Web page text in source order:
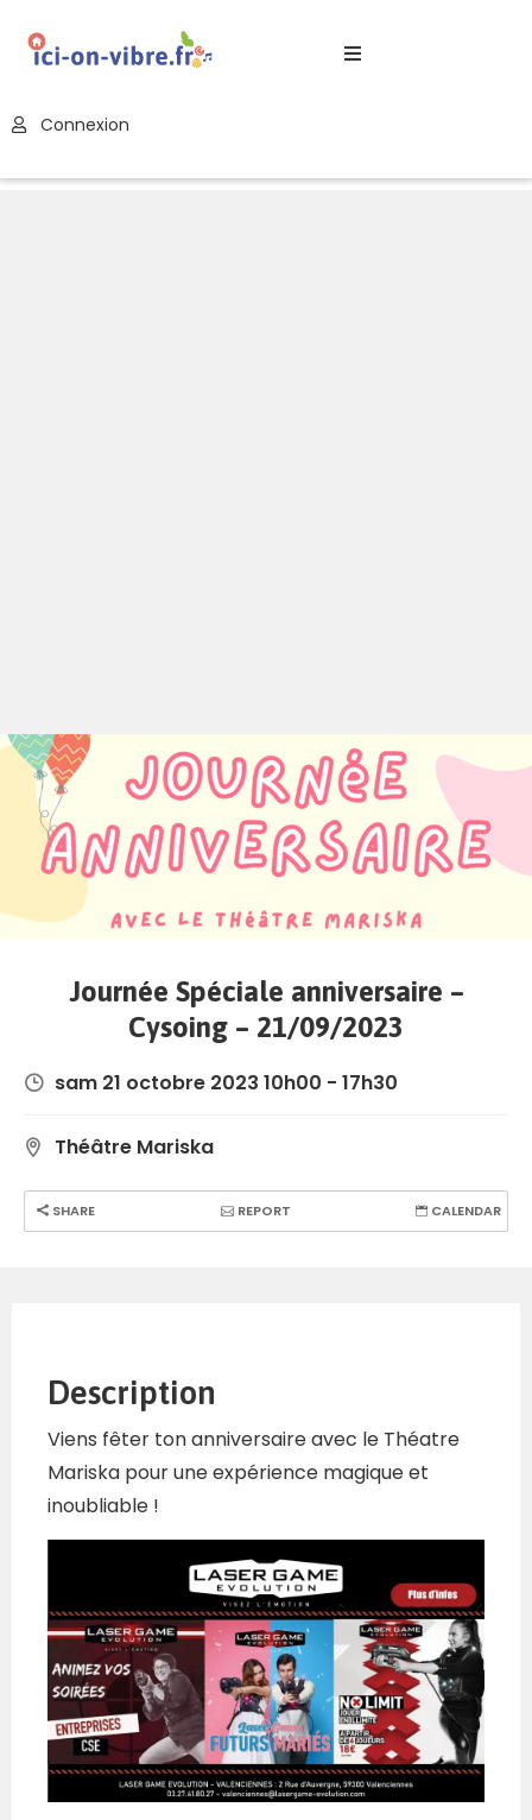
Connexion
Journée Spéciale anniversaire –
Cysoing – 21/09/2023
sam 21 octobre 2023 10h00 - 17h30
Théâtre Mariska
SHARE REPORT CALENDAR
Description
Viens fêter ton anniversaire avec le Théatre
Mariska pour une expérience magique et
inoubliable !